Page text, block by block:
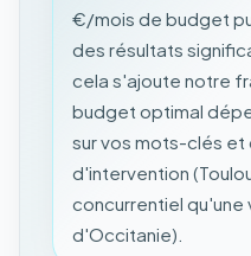
€/mois de budget
des résultats
cela s'ajoute notre
budget optimal
sur vos mots-clés et
d'intervention
concurrentiel qu'une
d'Occitanie).